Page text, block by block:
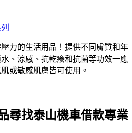
力的生活用品！提供不同膚質和年
、涼感、抗乾癢和抗菌等功效一應
或敏感肌膚皆可使用。
尋找泰山機車借款專業